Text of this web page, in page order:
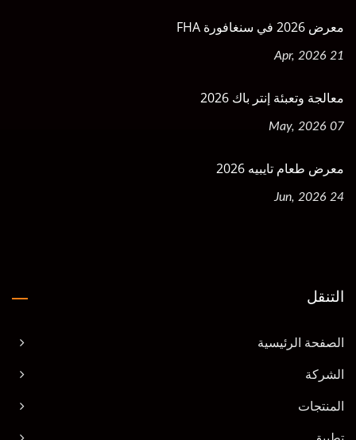
معرض 2026 في سنغافورة FHA
21 Apr, 2026
معالجة وتعبئة إنتر باك 2026
07 May, 2026
معرض طعام تايبيه 2026
24 Jun, 2026
التنقل
الصفحة الرئيسية
الشركة
المنتجات